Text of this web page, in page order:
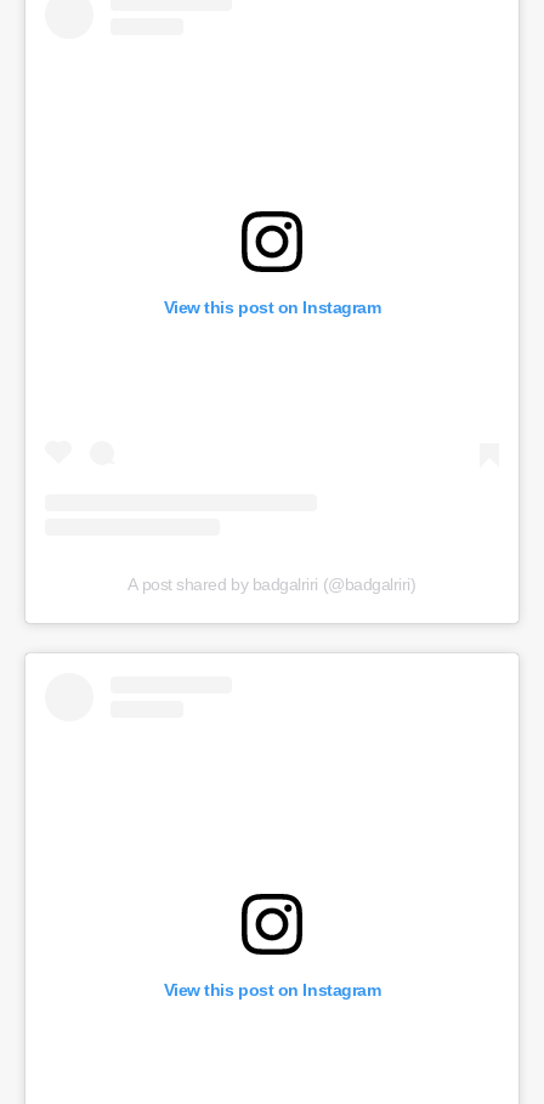
View this post on Instagram
A post shared by badgalriri (@badgalriri)
View this post on Instagram